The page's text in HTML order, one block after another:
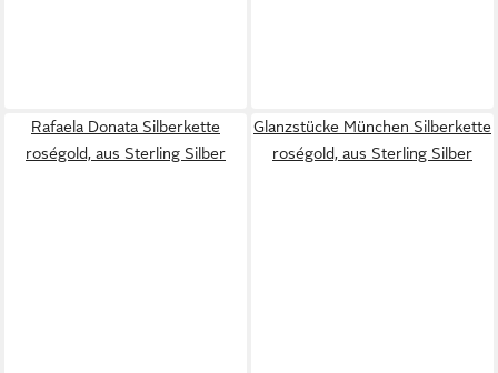
Rafaela Donata Silberkette
roségold, aus Sterling Silber
Glanzstücke München Silberkette
roségold, aus Sterling Silber